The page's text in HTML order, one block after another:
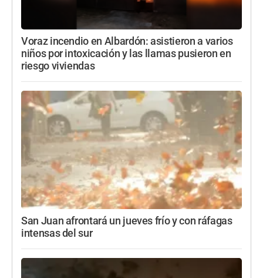
Voraz incendio en Albardón: asistieron a varios
niños por intoxicación y las llamas pusieron en
riesgo viviendas
San Juan afrontará un jueves frío y con ráfagas
intensas del sur